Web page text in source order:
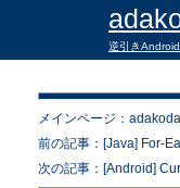
逆引き
メインページ：adakoda
前の記事：[Java] For-
次の記事：[Android]